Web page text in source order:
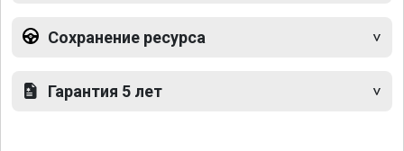
Сохранение ресурса
Гарантия 5 лет